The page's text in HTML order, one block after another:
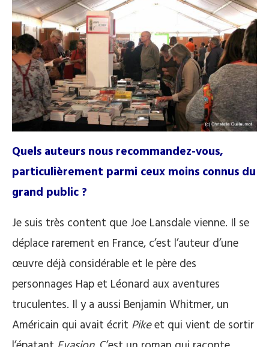
Quels auteurs nous recommandez-vous,
particulièrement parmi ceux moins connus du
grand public ?
Je suis très content que Joe Lansdale vienne. Il se
déplace rarement en France, c’est l’auteur d’une
œuvre déjà considérable et le père des
personnages Hap et Léonard aux aventures
truculentes. Il y a aussi Benjamin Whitmer, un
Américain qui avait écrit Pikeet qui vient de sortir